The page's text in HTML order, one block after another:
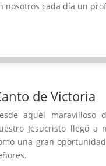
nosotros cada día un
de Victoria
aquél maravilloso
Jesucristo llegó a
una gran